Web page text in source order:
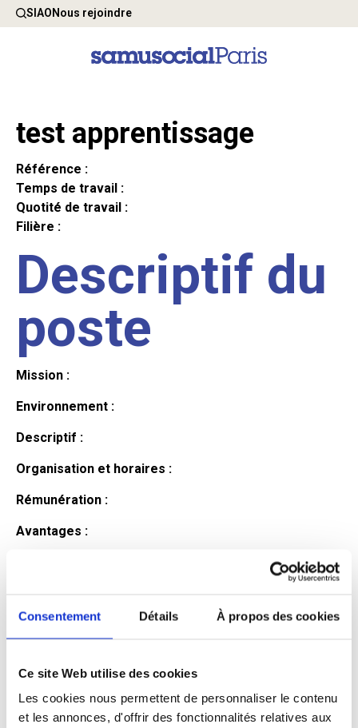
Consentement Détails À propos des cookies
Ce site Web utilise des cookies
Les cookies nous permettent de personnaliser le contenu
et les annonces, d'offrir des fonctionnalités relatives aux
SIAONous rejoindre
test apprentissage
Référence :
Temps de travail :
Quotité de travail :
Filière :
Descriptif du
poste
Mission :
Environnement :
Descriptif :
Organisation et horaires :
Rémunération :
Avantages :
candidat
Qualifications et diplômes :
Profil recherché :